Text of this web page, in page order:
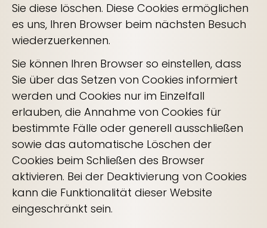
Sie diese löschen. Diese Cookies ermöglichen
es uns, Ihren Browser beim nächsten Besuch
wiederzuerkennen.
Sie können Ihren Browser so einstellen, dass
Sie über das Setzen von Cookies informiert
werden und Cookies nur im Einzelfall
erlauben, die Annahme von Cookies für
bestimmte Fälle oder generell ausschließen
sowie das automatische Löschen der
Cookies beim Schließen des Browser
aktivieren. Bei der Deaktivierung von Cookies
kann die Funktionalität dieser Website
eingeschränkt sein.